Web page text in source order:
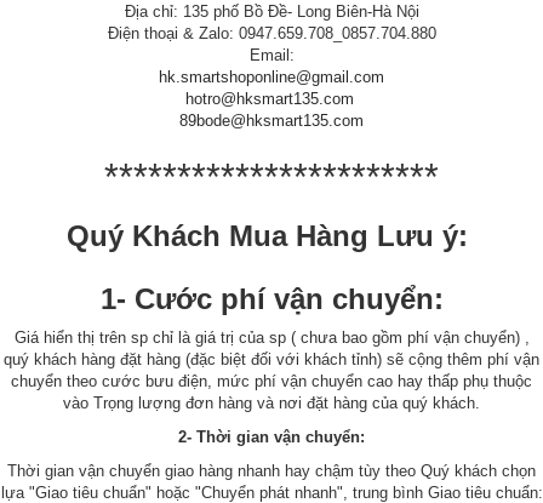
Địa chỉ: 135 phố Bồ Đề- Long Biên-Hà Nội
Điện thoại & Zalo: 0947.659.708_0857.704.880
Email:
hk.smartshoponline@gmail.com
hotro@hksmart135.com
89bode@hksmart135.com
***********************
Quý Khách Mua Hàng Lưu ý:
1- Cước phí vận chuyển:
Giá hiển thị trên sp chỉ là giá trị của sp ( chưa bao gồm phí vận chuyển) ,
quý khách hàng đặt hàng (đặc biệt đối với khách tỉnh) sẽ cộng thêm phí vận
chuyển theo cước bưu điện, mức phí vận chuyển cao hay thấp phụ thuộc
vào Trọng lượng đơn hàng và nơi đặt hàng của quý khách.
2- Thời gian vận chuyển:
Thời gian vận chuyển giao hàng nhanh hay chậm tùy theo Quý khách chọn
lựa "Giao tiêu chuẩn" hoặc "Chuyển phát nhanh", trung bình Giao tiêu chuẩn: